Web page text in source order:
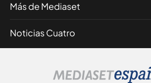
Más de Mediaset
Noticias Cuatro